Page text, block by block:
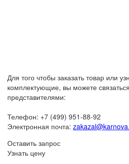
Для того чтобы заказать товар или
комплектующие, вы можете
представителями:
Телефон: +7 (499) 951-88-92
Электронная почта:
Оставить запрос
Узнать цену